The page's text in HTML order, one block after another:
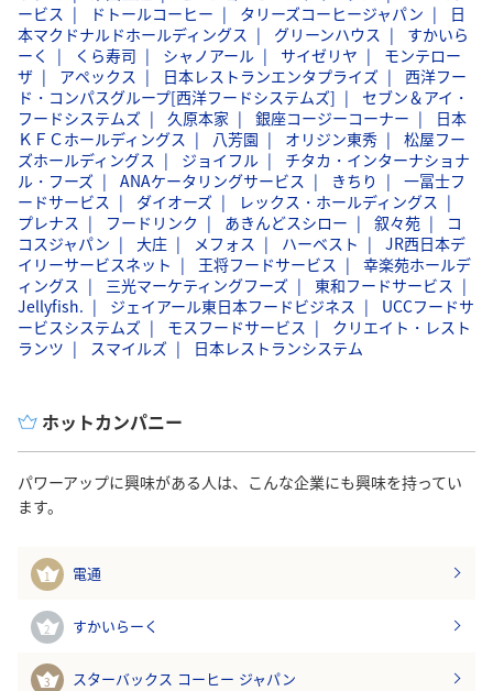
ービス
ドトールコーヒー タリーズコーヒージャパン
日
本マクドナルドホールディングス
グリーンハウス
すかいら
ーく
くら寿司 シャノアール サイゼリヤ
モンテロー
ザ
アペックス 日本レストランエンタプライズ
西洋フー
ド・コンパスグループ[西洋フードシステムズ]
セブン＆アイ・
フードシステムズ
久原本家 銀座コージーコーナー
日本
ＫＦＣホールディングス
八芳園 オリジン東秀
松屋フー
ズホールディングス
ジョイフル
チタカ・インターナショナ
ル・フーズ
ANAケータリングサービス きちり
一冨士フ
ードサービス
ダイオーズ
レックス・ホールディングス
プレナス
フードリンク あきんどスシロー 叙々苑
コ
コスジャパン
大庄 メフォス ハーベスト
JR西日本デ
イリーサービスネット
王将フードサービス
幸楽苑ホールデ
ィングス
三光マーケティングフーズ
東和フードサービス
Jellyfish.
ジェイアール東日本フードビジネス
UCCフードサ
ービスシステムズ
モスフードサービス
クリエイト・レスト
ランツ
スマイルズ 日本レストランシステム
ホットカンパニー
パワーアップに興味がある人は、こんな企業にも興味を持ってい
ます。
1 電通
2 すかいらーく
3 スターバックス コーヒー ジャパン